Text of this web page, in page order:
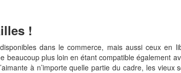
!
dans le commerce, mais aussi ceux en
beaucoup plus loin en étant compatible également
à n’importe quelle partie du cadre, les vieux